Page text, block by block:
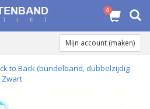
0
Mijn account (maken)
to Back (bundelband, dubbelzijdig
Zwart